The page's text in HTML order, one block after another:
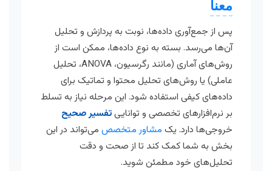
معنا
پس از جمع‌آوری داده‌ها، نوبت به پردازش و تحلیل
آن‌ها می‌رسد. بسته به نوع داده‌ها، ممکن است از
روش‌های آماری (مانند رگرسیون، ANOVA، تحلیل
عاملی) یا روش‌های تحلیل محتوا و تماتیک برای
داده‌های کیفی استفاده شود. این مرحله نیاز به تسلط
بر نرم‌افزارهای تخصصی و تواناییتفسیر صحیح
خروجی‌ها دارد. یک مشاور متخصص می‌تواند در این
بخش به شما کمک کند تا از صحت و دقت
تحلیل‌های خود مطمئن شوید.